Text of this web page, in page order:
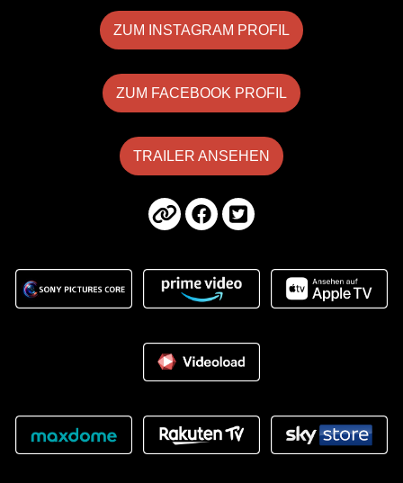
ZUM INSTAGRAM PROFIL
ZUM FACEBOOK PROFIL
TRAILER ANSEHEN